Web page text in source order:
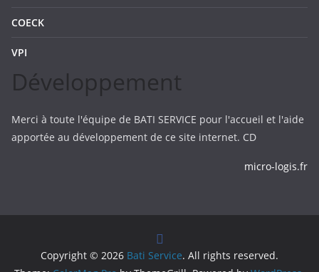
COECK
VPI
Développement
Merci à toute l'équipe de BATI SERVICE pour l'accueil et l'aide
apportée au développement de ce site internet. CD
micro-logis.fr
Copyright © 2026 Bati Service. All rights reserved.